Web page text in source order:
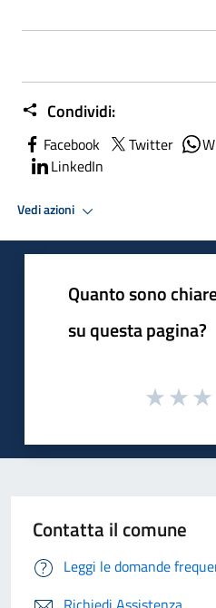
Condividi:
Facebook Twitter
LinkedIn
Vedi azioni
Quanto sono
su questa pagina?
Contatta il comune
Leggi le domande